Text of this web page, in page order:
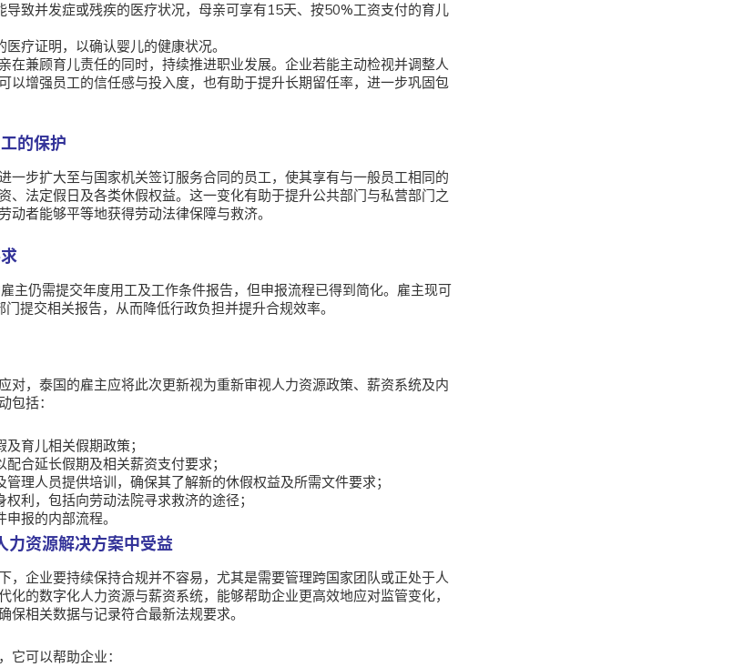
导致并发症或残疾的医疗状况，母亲可享有15天、按50%工资支付的育儿
疗证明，以确认婴儿的健康状况。
在兼顾育儿责任的同时，持续推进职业发展。企业若能主动检视并调整人
以增强员工的信任感与投入度，也有助于提升长期留任率，进一步巩固包
的保护
一步扩大至与国家机关签订服务合同的员工，使其享有与一般员工相同的
、法定假日及各类休假权益。这一变化有助于提升公共部门与私营部门之
动者能够平等地获得劳动法律保障与救济。
主仍需提交年度用工及工作条件报告，但申报流程已得到简化。雇主现可
提交相关报告，从而降低行政负担并提升合规效率。
对，泰国的雇主应将此次更新视为重新审视人力资源政策、薪资系统及内
包括：
育儿相关假期政策；
合延长假期及相关薪资支付要求；
管理人员提供培训，确保其了解新的休假权益及所需文件要求；
利，包括向劳动法院寻求救济的途径；
报的内部流程。
力资源解决方案中受益
，企业要持续保持合规并不容易，尤其是需要管理跨国家团队或正处于人
化的数字化人力资源与薪资系统，能够帮助企业更高效地应对监管变化，
保相关数据与记录符合最新法规要求。
它可以帮助企业：